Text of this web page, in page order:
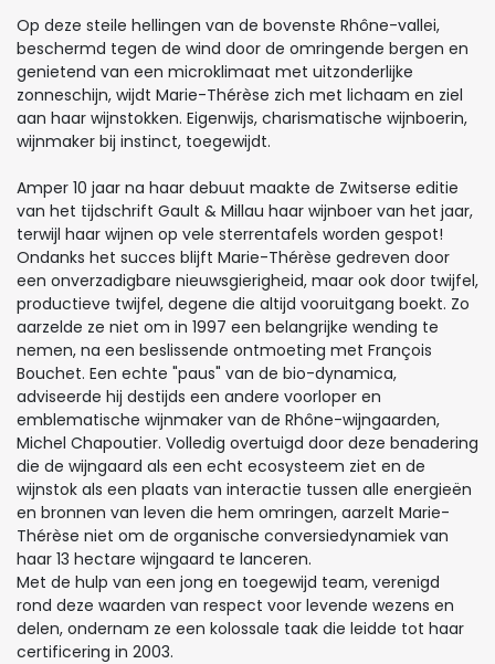
Op deze steile hellingen van de bovenste Rhône-vallei,
beschermd tegen de wind door de omringende bergen en
genietend van een microklimaat met uitzonderlijke
zonneschijn, wijdt Marie-Thérèse zich met lichaam en ziel
aan haar wijnstokken. Eigenwijs, charismatische wijnboerin,
wijnmaker bij instinct, toegewijdt.
Amper 10 jaar na haar debuut maakte de Zwitserse editie
van het tijdschrift Gault & Millau haar wijnboer van het jaar,
terwijl haar wijnen op vele sterrentafels worden gespot!
Ondanks het succes blijft Marie-Thérèse gedreven door
een onverzadigbare nieuwsgierigheid, maar ook door twijfel,
productieve twijfel, degene die altijd vooruitgang boekt. Zo
aarzelde ze niet om in 1997 een belangrijke wending te
nemen, na een beslissende ontmoeting met François
Bouchet. Een echte "paus" van de bio-dynamica,
adviseerde hij destijds een andere voorloper en
emblematische wijnmaker van de Rhône-wijngaarden,
Michel Chapoutier. Volledig overtuigd door deze benadering
die de wijngaard als een echt ecosysteem ziet en de
wijnstok als een plaats van interactie tussen alle energieën
en bronnen van leven die hem omringen, aarzelt Marie-
Thérèse niet om de organische conversiedynamiek van
haar 13 hectare wijngaard te lanceren.
Met de hulp van een jong en toegewijd team, verenigd
rond deze waarden van respect voor levende wezens en
delen, ondernam ze een kolossale taak die leidde tot haar
certificering in 2003.